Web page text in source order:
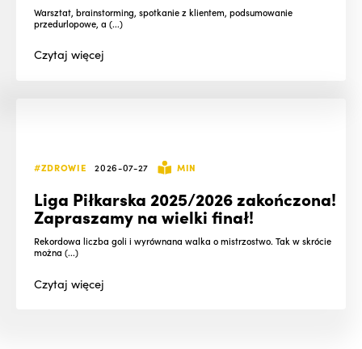
Warsztat, brainstorming, spotkanie z klientem, podsumowanie
przedurlopowe, a (...)
Czytajwięcej
#ZDROWIE 2026-07-27 MIN
Liga Piłkarska 2025/2026 zakończona!
Zapraszamy na wielki finał!
Rekordowa liczba goli i wyrównana walka o mistrzostwo. Tak w skrócie
można (...)
Czytajwięcej